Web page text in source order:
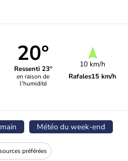
20°
Ressenti 23°
en raison de
l'humidité
10 km/h
Rafales15 km/h
Météo du week-end
préférées